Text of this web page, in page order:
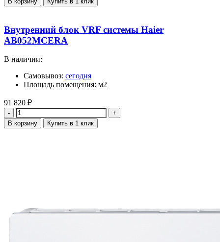
Внутренний блок VRF системы Haier
AB052MCERA
В наличии:
Самовывоз: сегодня
Площадь помещения: м2
91 820 ₽
Количество
В корзину Купить в 1 клик